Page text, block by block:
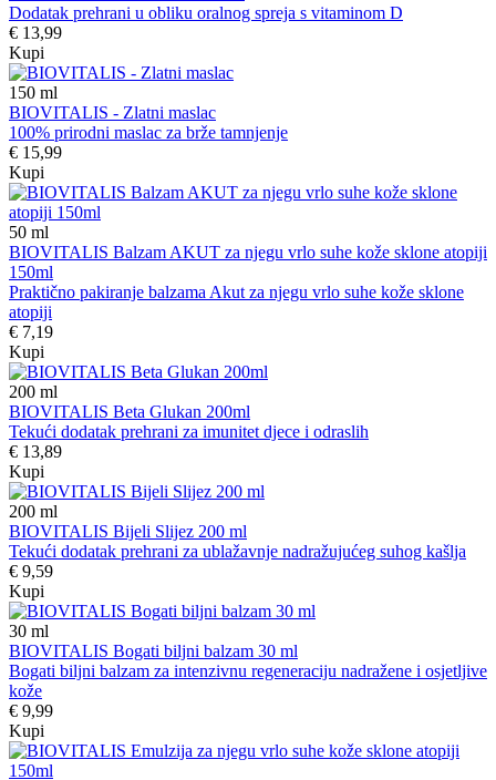
Dodatak prehrani u obliku oralnog spreja s vitaminom D
€ 13,99
Kupi
150 ml
BIOVITALIS - Zlatni maslac
100% prirodni maslac za brže tamnjenje
€ 15,99
Kupi
50 ml
BIOVITALIS Balzam AKUT za njegu vrlo suhe kože sklone atopiji
150ml
Praktično pakiranje balzama Akut za njegu vrlo suhe kože sklone
atopiji
€ 7,19
Kupi
200 ml
BIOVITALIS Beta Glukan 200ml
Tekući dodatak prehrani za imunitet djece i odraslih
€ 13,89
Kupi
200 ml
BIOVITALIS Bijeli Slijez 200 ml
Tekući dodatak prehrani za ublažavnje nadražujućeg suhog kašlja
€ 9,59
Kupi
30 ml
BIOVITALIS Bogati biljni balzam 30 ml
Bogati biljni balzam za intenzivnu regeneraciju nadražene i osjetljive
kože
€ 9,99
Kupi